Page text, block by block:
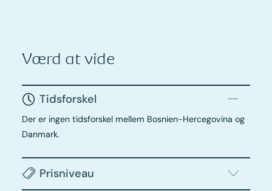
Værd at vide
Tidsforskel
Der er ingen tidsforskel mellem Bosnien-Hercegovina og
Danmark.
Prisniveau